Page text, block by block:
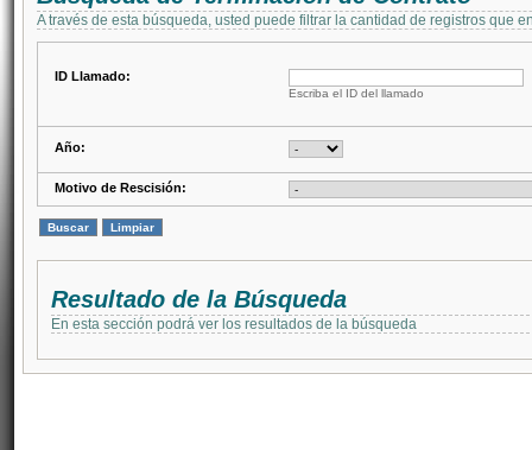
A través de esta búsqueda, usted puede filtrar la cantidad de registros que
ID Llamado:
Escriba el ID del llamado
Año:
Motivo de Rescisión:
Resultado de la Búsqueda
En esta sección podrá ver los resultados de la búsqueda